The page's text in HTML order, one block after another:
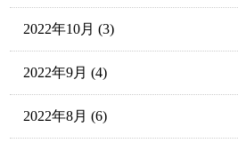
2022年10月 (3)
2022年9月 (4)
2022年8月 (6)